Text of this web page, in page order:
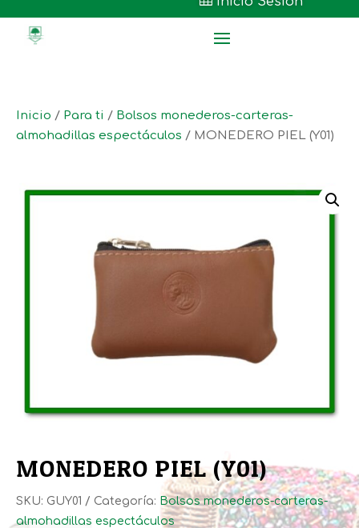
Inicio / Para ti / Bolsos monederos-carteras-
almohadillas espectáculos / MONEDERO PIEL (Y01)
MONEDERO PIEL (Y01)
SKU: GUY01 Categoría: Bolsos monederos-carteras-
almohadillas espectáculos